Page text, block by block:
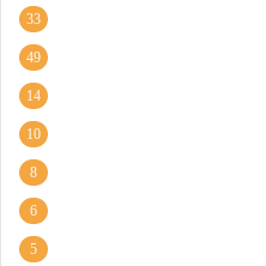
33
49
14
10
8
6
5